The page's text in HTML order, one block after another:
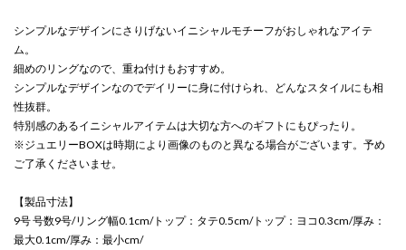
シンプルなデザインにさりげないイニシャルモチーフがおしゃれなアイテ
ム。
細めのリングなので、重ね付けもおすすめ。
シンプルなデザインなのでデイリーに身に付けられ、どんなスタイルにも相
性抜群。
特別感のあるイニシャルアイテムは大切な方へのギフトにもぴったり。
※ジュエリーBOXは時期により画像のものと異なる場合がございます。予め
ご了承くださいませ。
【製品寸法】
9号 号数9号/リング幅0.1cm/トップ：タテ0.5cm/トップ：ヨコ0.3cm/厚み：
最大0.1cm/厚み：最小cm/